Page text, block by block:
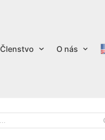
Členstvo O nás